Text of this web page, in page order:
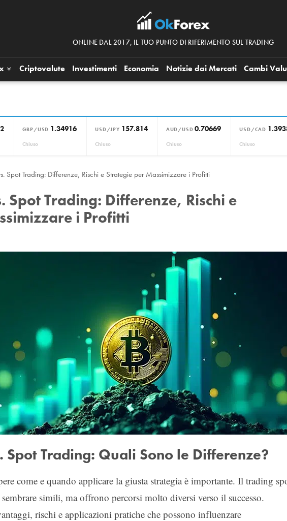
ONLINE DAL 2017, IL TUO PUNTO DI RIFERIMENTO SUL TRADING
Criptovalute Investimenti Economia Notizie dai Mercati Cambi
GBP/USD 1.34916
Chiuso
USD/JPY 157.814
Chiuso
AUD/USD 0.70669
Chiuso
USD/CAD
Chiuso
Spot Trading: Differenze, Rischi e Strategie per Massimizzare i Profitti
Spot Trading: Differenze, Rischi e
i Profitti
Spot Trading: Quali Sono le Differenze?
come e quando applicare la giusta strategia è importante. Il trading
simili, ma offrono percorsi molto diversi verso il successo.
rischi e applicazioni pratiche che possono influenzare